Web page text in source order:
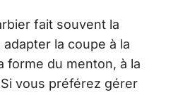
fait souvent la
la coupe à la
forme du menton, à la
vous préférez gérer